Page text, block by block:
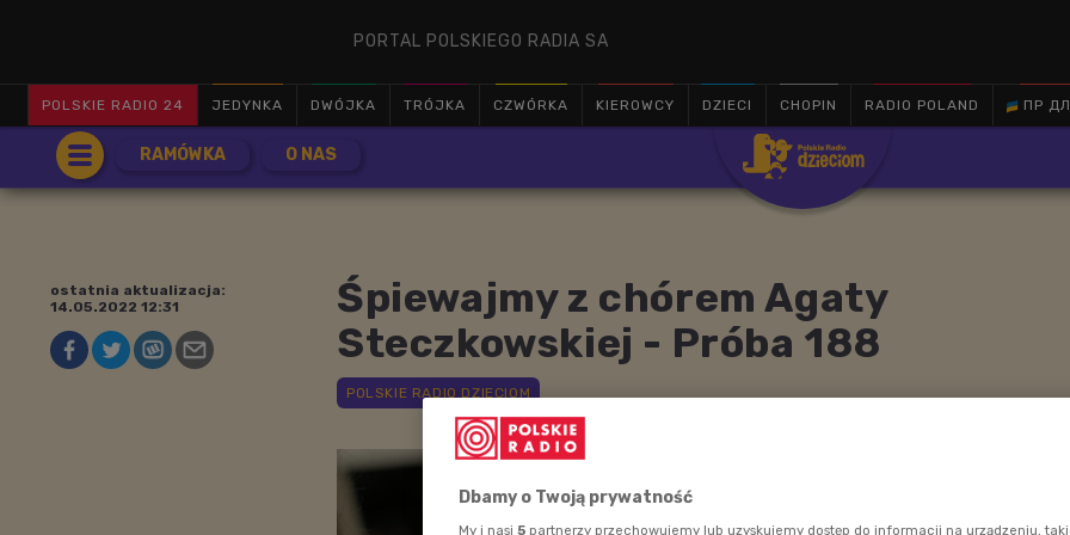
PORTAL POLSKIEGO RADIA SA
POLSKIE RADIO 24 JEDYNKA DWÓJKA TRÓJKA CZWÓRKA KIEROWCY DZIECI CHOPIN RADIO POLAND ПР

RAMÓWKA O NAS
Śpiewajmy z chórem Agaty
Steczkowskiej - Próba 188
ostatnia aktualizacja:
14.05.2022 12:31
Dbamy o Twoją prywatność
My i nasi 5 partnerzy przechowujemy lub uzyskujemy dostęp do informacji na urządzeniu,